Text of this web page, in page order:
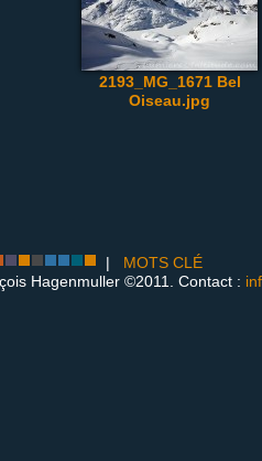
2193_MG_1671 Bel
Oiseau.jpg
| MOTS CLÉ
Hagenmuller ©2011. Contact :